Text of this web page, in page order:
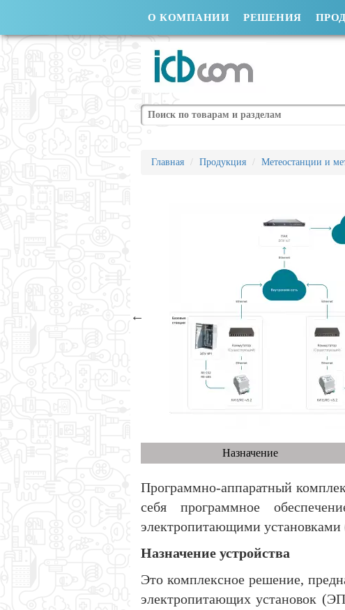
О КОМПАНИИ РЕШЕНИЯ
Поиск
Главная Продукция Метеостанции и
Назначение
Программно-аппаратный
себя программное
электропитающими
Назначение устройства
Это комплексное решение,
электропитающих установок